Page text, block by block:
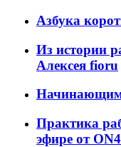
Азбука
Из истории
Алексея fioru
Начинающим
Практика
эфире от